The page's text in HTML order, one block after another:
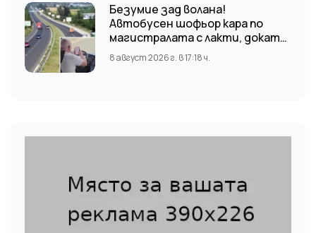
Безумие зад волана!
Автобусен шофьор кара по
магистралата с лакти, докато
гледа TikTok
8 август 2026 г. в 17:18 ч.